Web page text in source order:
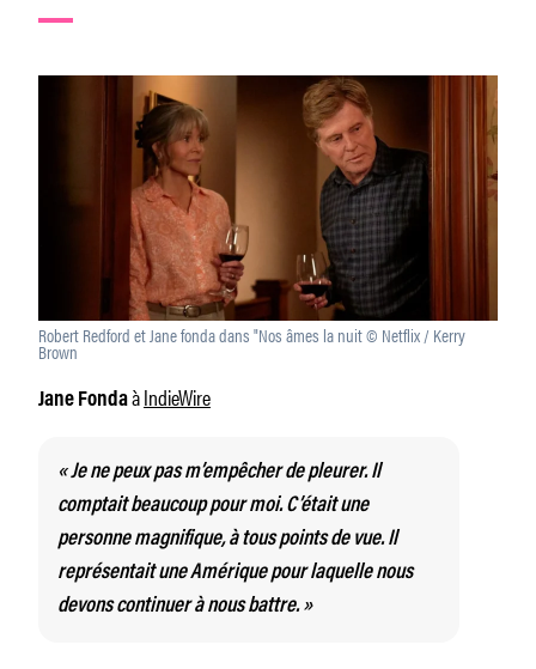
Robert Redford et Jane fonda dans "Nos âmes la nuit © Netflix / Kerry
Brown
Jane FondaàIndieWire
« Je ne peux pas m’empêcher de pleurer. Il
comptait beaucoup pour moi. C’était une
personne magnifique, à tous points de vue. Il
représentait une Amérique pour laquelle nous
devons continuer à nous battre. »